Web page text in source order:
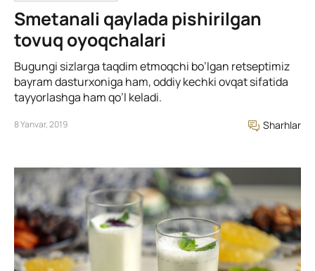
Smetanali qaylada pishirilgan
tovuq oyoqchalari
Bugungi sizlarga taqdim etmoqchi bo’lgan retseptimiz
bayram dasturxoniga ham, oddiy kechki ovqat sifatida
tayyorlashga ham qo’l keladi.
8 Yanvar, 2019 Sharhlar